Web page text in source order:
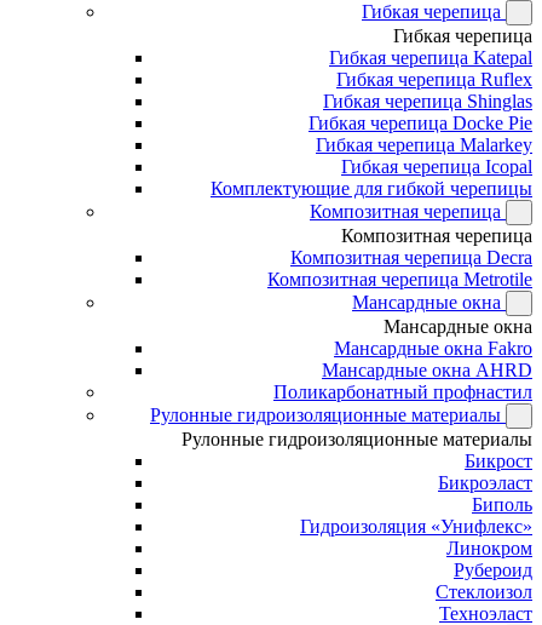
Гибкая черепица
Гибкая черепица
Гибкая черепица Katepal
Гибкая черепица Ruflex
Гибкая черепица Shinglas
Гибкая черепица Docke Pie
Гибкая черепица Malarkey
Гибкая черепица Icopal
Комплектующие для гибкой черепицы
Композитная черепица
Композитная черепица
Композитная черепица Decra
Композитная черепица Metrotile
Мансардные окна
Мансардные окна
Мансардные окна Fakro
Мансардные окна AHRD
Поликарбонатный профнастил
Рулонные гидроизоляционные материалы
Рулонные гидроизоляционные материалы
Бикрост
Бикроэласт
Биполь
Гидроизоляция «Унифлекс»
Линокром
Рубероид
Стеклоизол
Техноэласт